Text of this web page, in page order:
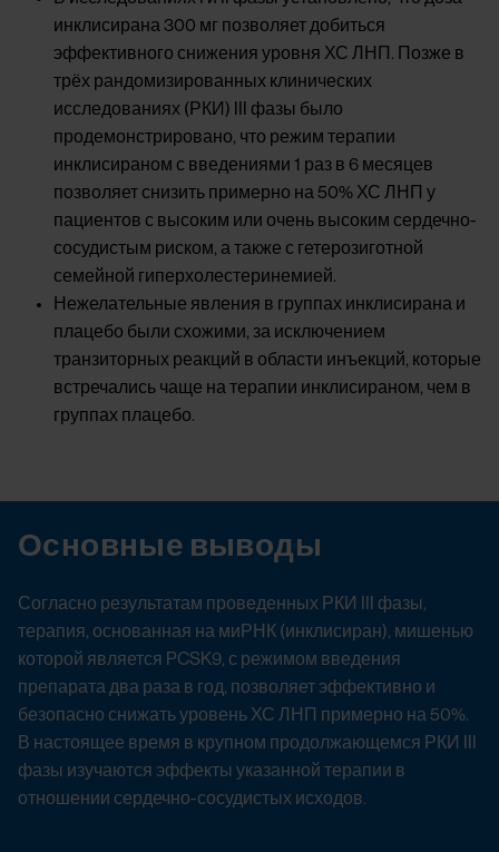
инклисирана 300 мг позволяет добиться
эффективного снижения уровня ХС ЛНП. Позже в
трёх рандомизированных клинических
исследованиях (РКИ) III фазы было
продемонстрировано, что режим терапии
инклисираном с введениями 1 раз в 6 месяцев
позволяет снизить примерно на 50% ХС ЛНП у
пациентов с высоким или очень высоким сердечно-
сосудистым риском, а также с гетерозиготной
семейной гиперхолестеринемией.
Нежелательные явления в группах инклисирана и
плацебо были схожими, за исключением
транзиторных реакций в области инъекций, которые
встречались чаще на терапии инклисираном, чем в
группах плацебо.
Основные выводы
Согласно результатам проведенных РКИ III фазы,
терапия, основанная на миРНК (инклисиран), мишенью
которой является PCSK9, с режимом введения
препарата два раза в год, позволяет эффективно и
безопасно снижать уровень ХС ЛНП примерно на 50%.
В настоящее время в крупном продолжающемся РКИ III
фазы изучаются эффекты указанной терапии в
отношении сердечно-сосудистых исходов.